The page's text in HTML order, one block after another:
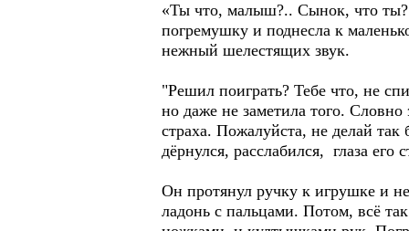
«Ты что, малыш?.. Сынок, что
погремушку и поднесла к
нежный шелестящих звук.
"Решил поиграть? Тебе что, не
но даже не заметила того.
страха. Пожалуйста, не делай
дёрнулся, расслабился, глаза
Он протянул ручку к игрушке и
ладонь с пальцами. Потом, всё